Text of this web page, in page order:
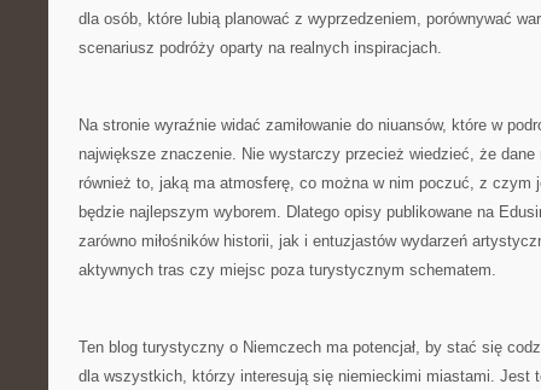
dla osób, które lubią planować z wyprzedzeniem, porównywać
scenariusz podróży oparty na realnych inspiracjach.
Na stronie wyraźnie widać zamiłowanie do niuansów, które w
największe znaczenie. Nie wystarczy przecież wiedzieć, że
również to, jaką ma atmosferę, co można w nim poczuć, z czym
będzie najlepszym wyborem. Dlatego opisy publikowane na
zarówno miłośników historii, jak i entuzjastów wydarzeń
aktywnych tras czy miejsc poza turystycznym schematem.
Ten blog turystyczny o Niemczech ma potencjał, by stać się
dla wszystkich, którzy interesują się niemieckimi miastami. Jest